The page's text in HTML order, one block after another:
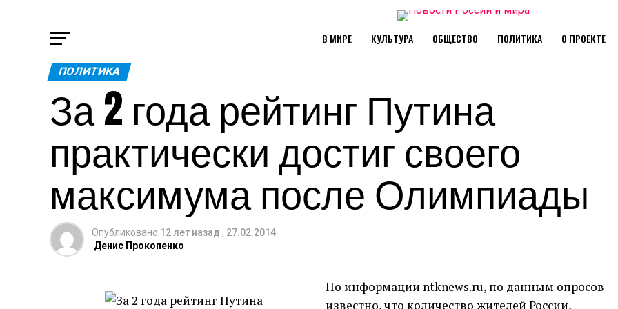
В МИРЕ КУЛЬТУРА ОБЩЕСТВО ПОЛИТИКА О ПРОЕКТЕ
ПОЛИТИКА
За 2 года рейтинг Путина
практически достиг своего
максимума после Олимпиады
Опубликовано 12 лет назад , 27.02.2014
Денис Прокопенко
По информации ntknews.ru, по данным опросов
известно, что количество жителей России,